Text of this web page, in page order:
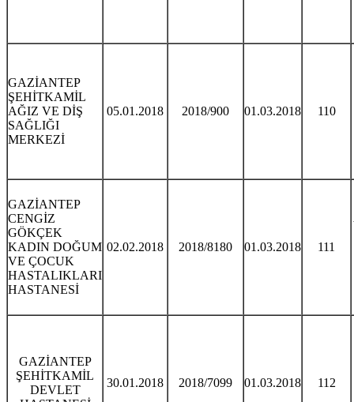
GAZİANTEP
ŞEHİTKAMİL
AĞIZ VE DİŞ
SAĞLIĞI
MERKEZİ
05.01.2018 2018/900 01.03.2018 110
GAZİANTEP
CENGİZ
GÖKÇEK
KADIN DOĞUM
VE ÇOCUK
HASTALIKLARI
HASTANESİ
02.02.2018 2018/8180 01.03.2018 111
GAZİANTEP
ŞEHİTKAMİL
DEVLET
30.01.2018 2018/7099 01.03.2018 112